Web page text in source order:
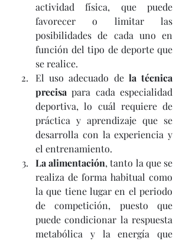
actividad física, que puede
favorecer o limitar las
posibilidades de cada uno en
función del tipo de deporte que
se realice.
El uso adecuado de la técnica
precisa para cada especialidad
deportiva, lo cuál requiere de
práctica y aprendizaje que se
desarrolla con la experiencia y
el entrenamiento.
La alimentación, tanto la que se
realiza de forma habitual como
la que tiene lugar en el periodo
de competición, puesto que
puede condicionar la respuesta
metabólica y la energía que